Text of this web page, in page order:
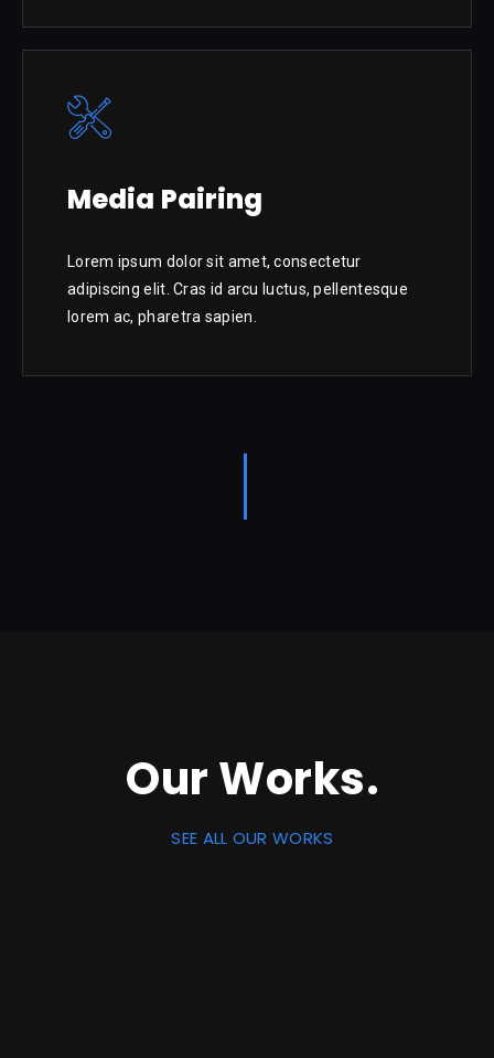
Media Pairing
Lorem ipsum dolor sit amet, consectetur
adipiscing elit. Cras id arcu luctus, pellentesque
lorem ac, pharetra sapien.
Our Works.
SEE ALL OUR WORKS